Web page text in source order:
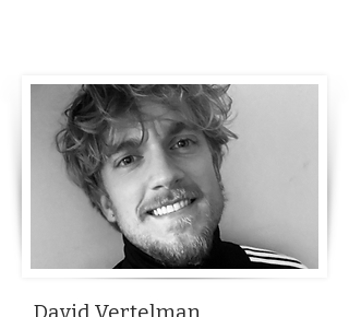
David Vertelman